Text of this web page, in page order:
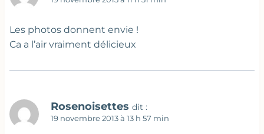
Les photos donnent envie !
Ca a l’air vraiment délicieux
Rosenoisettes dit :
19 novembre 2013 à 13 h 57 min